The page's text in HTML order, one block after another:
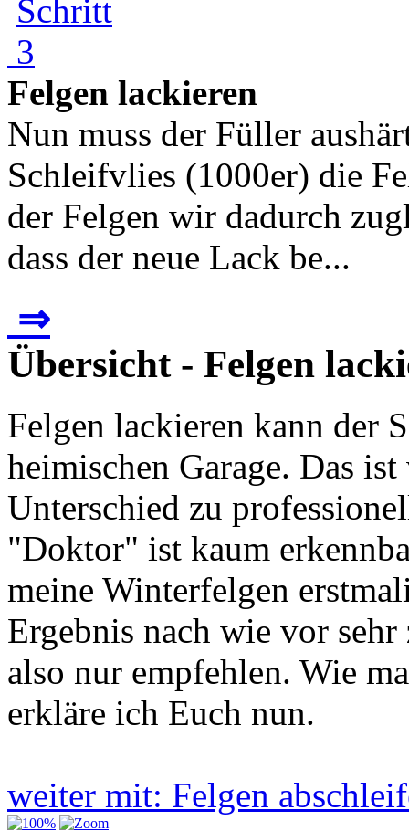
Felgen lackieren
Nun muss der Füller
Schleifvlies (1000er) die
der Felgen wir dadurch
dass der neue Lack be...
⇒
Übersicht - Felgen
Felgen lackieren kann der
heimischen Garage. Das
Unterschied zu
"Doktor" ist kaum
meine Winterfelgen
Ergebnis nach wie vor
also nur empfehlen. Wie
erkläre ich Euch nun.
weiter mit: Felgen